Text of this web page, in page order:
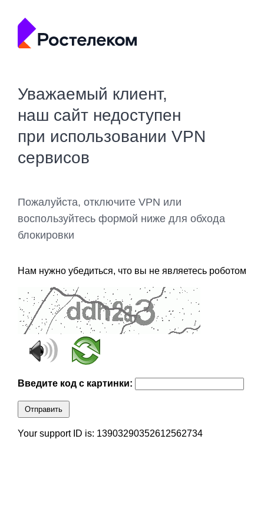
Уважаемый клиент,
наш сайт недоступен
при использовании VPN
сервисов
Пожалуйста, отключите VPN или
воспользуйтесь формой ниже для обхода
блокировки
Нам нужно убедиться, что вы не являетесь роботом
Введите код с картинки:
Отправить
Your support ID is: 13903290352612562734